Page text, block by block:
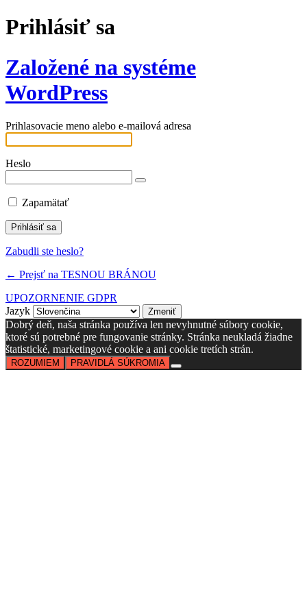
Prihlásiť sa
Založené na systéme
WordPress
Prihlasovacie meno alebo e-mailová adresa
Heslo
Zapamätať
Zabudli ste heslo?
← Prejsť na TESNOU BRÁNOU
UPOZORNENIE GDPR
Jazyk
Dobrý deň, naša stránka používa len nevyhnutné súbory cookie,
ktoré sú potrebné pre fungovanie stránky. Stránka neukladá žiadne
štatistické, marketingové cookie a ani cookie tretích strán.
ROZUMIEM PRAVIDLÁ SÚKROMIA